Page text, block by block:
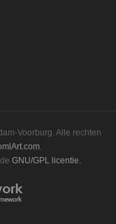
Voorburg. Alle rechten
.
GNU/GPL licentie.